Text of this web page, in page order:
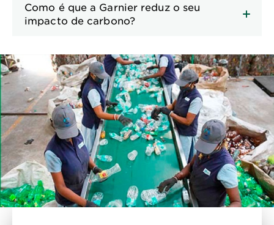
Como é que a Garnier reduz o seu
impacto de carbono?